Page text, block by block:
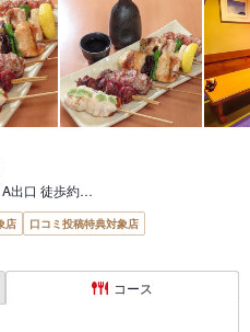
出口 徒歩約…
店
口コミ投稿特典対象店
コース